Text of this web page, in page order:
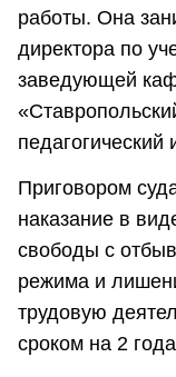
работы. Она
директора по
заведующей
педагогический
Приговором
наказание в
свободы с
режима и
трудовую
сроком на 2